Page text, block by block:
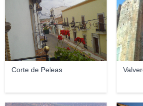
Corte de Peleas